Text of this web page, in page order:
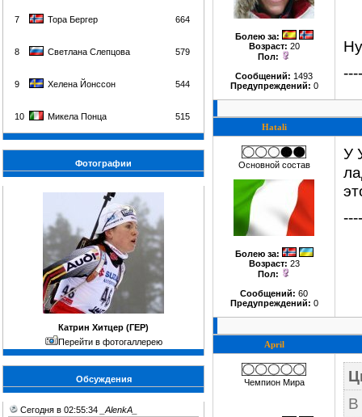
7 Тора Бергер 664
8 Светлана Слепцова 579
9 Хелена Йонссон 544
10 Микела Понца 515
Фотографии
Катрин Хитцер (ГЕР)
Перейти в фотогаллерею
Обсуждения
Сегодня в 02:55:34
_AlenkA_
Болею за:
Возраст: 20
Пол:
Сообщений: 1493
Предупреждений: 0
Hatali
Основной состав
Болею за:
Возраст: 23
Пол:
Сообщений: 60
Предупреждений: 0
У
April
Чемпион Мира
В